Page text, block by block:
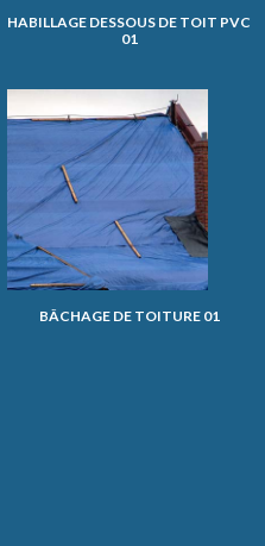
HABILLAGE DESSOUS DE TOIT PVC
01
BÂCHAGE DE TOITURE 01